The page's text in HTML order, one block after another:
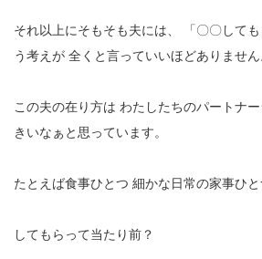
それ以上にそもそも夫には、
「〇〇して
う考えが 全くと言っていいほどありません
この夫の在り方は わたしたちのパートナ
きいなぁと思っています。
たとえば食事ひとつ 細かな日常の家事ひと
してもらって当たり前？